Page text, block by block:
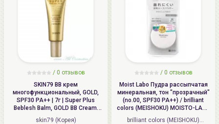
/ 0 отзывов
SKIN79 ВВ крем
многофункциональный, GOLD,
SPF30 PA++ | 7г | Super Plus
Beblesh Balm, GOLD BB Cream,
SPF30 PA++
skin79 (Корея)
/ 0 отзывов
Moist Labo Пудра рассыпчатая
минеральная, тон "прозрачный"
(no.00, SPF30 PA++) / brilliant
colors (MEISHOKU) MOISTO-LABO
BB MINERAL FOUNDATION
brilliant colors (MEISHOKU)